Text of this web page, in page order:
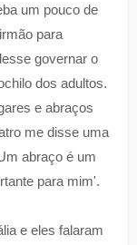
um pouco de
para
governar o
dos adultos.
e abraços
me disse uma
abraço é um
para mim'.
e eles falaram